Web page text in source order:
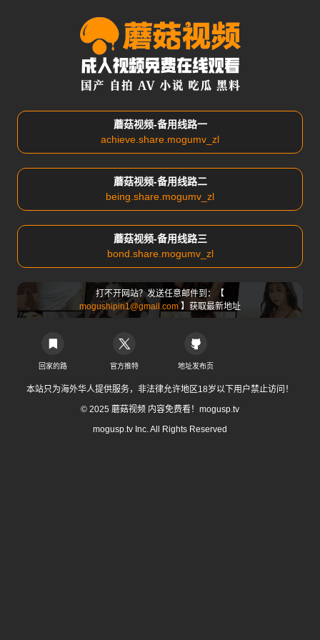
蘑菇视频-备用线路一
achieve.share.mogumv_zl
蘑菇视频-备用线路二
being.share.mogumv_zl
蘑菇视频-备用线路三
bond.share.mogumv_zl
打不开网站？发送任意邮件到：【
mogushipin1@gmail.com】获取最新地址
回家的路 官方推特 地址发布页
本站只为海外华人提供服务，非法律允许地区18岁以下用户禁止访问！
© 2025 蘑菇视频 内容免费看！mogusp.tv
mogusp.tv Inc. All Rights Reserved